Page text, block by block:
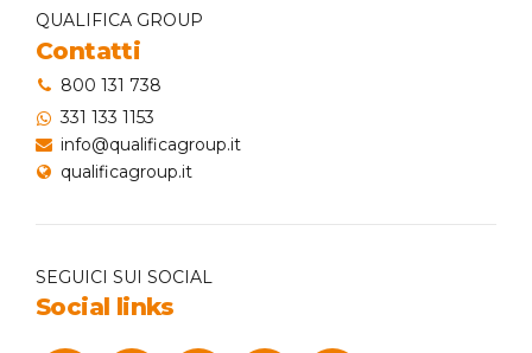
QUALIFICA GROUP
Contatti
800 131 738
331 133 1153
info@qualificagroup.it
qualificagroup.it
SEGUICI SUI SOCIAL
Social links